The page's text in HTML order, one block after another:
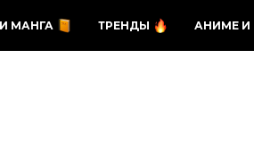
МАНГА ТРЕНДЫ АНИМЕ И